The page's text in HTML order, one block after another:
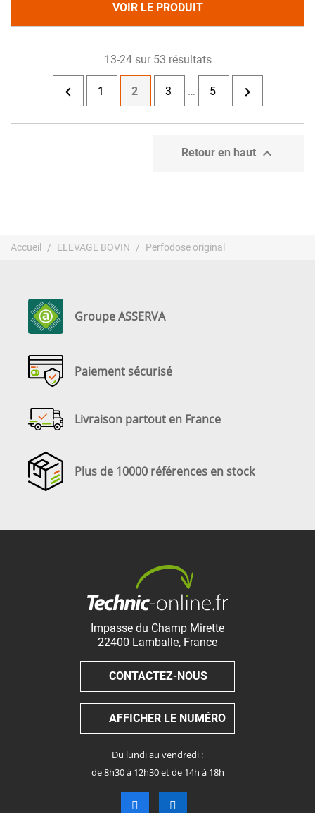
VOIR LE PRODUIT
13-24 sur 53 résultats
 1 2 3 … 5 
Retour en haut 
Accueil ELEVAGE BOVIN Perfodose original
Groupe ASSERVA
Paiement sécurisé
Livraison partout en France
Plus de 10000 références en stock
Impasse du Champ Mirette
22400 Lamballe, France
CONTACTEZ-NOUS
AFFICHER LE NUMÉRO
Du lundi au vendredi :
de 8h30 à 12h30 et de 14h à 18h